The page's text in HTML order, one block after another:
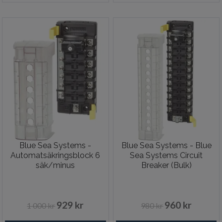
Blue Sea Systems -
Automatsäkringsblock 6
säk/minus
1 000 kr 929 kr
Blue Sea Systems - Blue
Sea Systems Circuit
Breaker (Bulk)
980 kr 960 kr